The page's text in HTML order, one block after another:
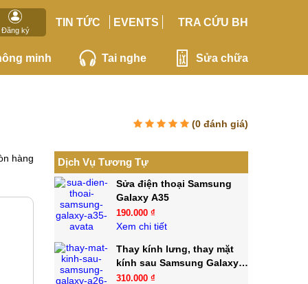
Đăng ký
TIN TỨC EVENTS TRA CỨU BH
minh Tai nghe Sửa chữa
(0 đánh giá)
hàng Dịch Vụ Tương Tự
Sửa điện thoại Samsung
Galaxy A35
190.000 ₫
Xem chi tiết
Thay kính lưng, thay mặt
kính sau Samsung Galaxy
A26
310.000 ₫